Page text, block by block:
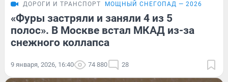
ДОРОГИ И ТРАНСПОРТ МОЩНЫЙ СНЕГОПАД — 2026
«Фуры застряли и заняли 4 из 5
полос». В Москве встал МКАД из-за
снежного коллапса
9 января, 2026, 16:40 74 880 28